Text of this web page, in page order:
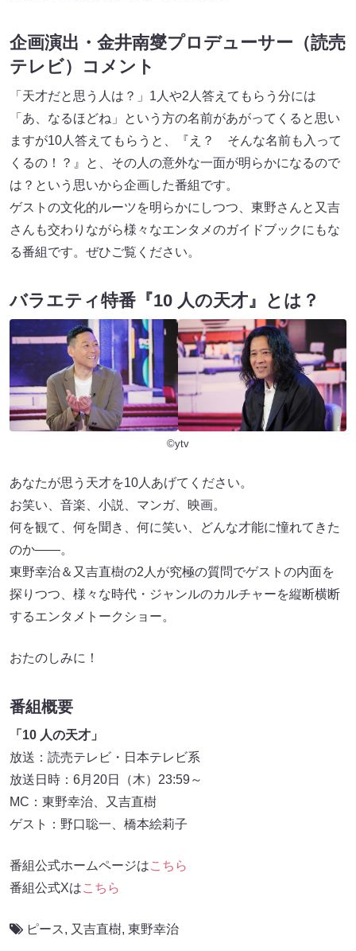
企画演出・金井南燮プロデューサー（読売
テレビ）コメント
「天才だと思う人は？」1人や2人答えてもらう分には
「あ、なるほどね」という方の名前があがってくると思い
ますが10人答えてもらうと、『え？ そんな名前も入って
くるの！？』と、その人の意外な一面が明らかになるので
は？という思いから企画した番組です。
ゲストの文化的ルーツを明らかにしつつ、東野さんと又吉
さんも交わりながら様々なエンタメのガイドブックにもな
る番組です。ぜひご覧ください。
バラエティ特番『10 人の天才』とは？
©ytv
あなたが思う天才を10人あげてください。
お笑い、音楽、小説、マンガ、映画。
何を観て、何を聞き、何に笑い、どんな才能に憧れてきた
のか――。
東野幸治＆又吉直樹の2人が究極の質問でゲストの内面を
探りつつ、様々な時代・ジャンルのカルチャーを縦断横断
するエンタメトークショー。
おたのしみに！
番組概要
「10 人の天才」
放送：読売テレビ・日本テレビ系
放送日時：6月20日（木）23:59～
MC：東野幸治、又吉直樹
ゲスト：野口聡一、橋本絵莉子
番組公式ホームページはこちら
番組公式Xはこちら
ピース, 又吉直樹, 東野幸治